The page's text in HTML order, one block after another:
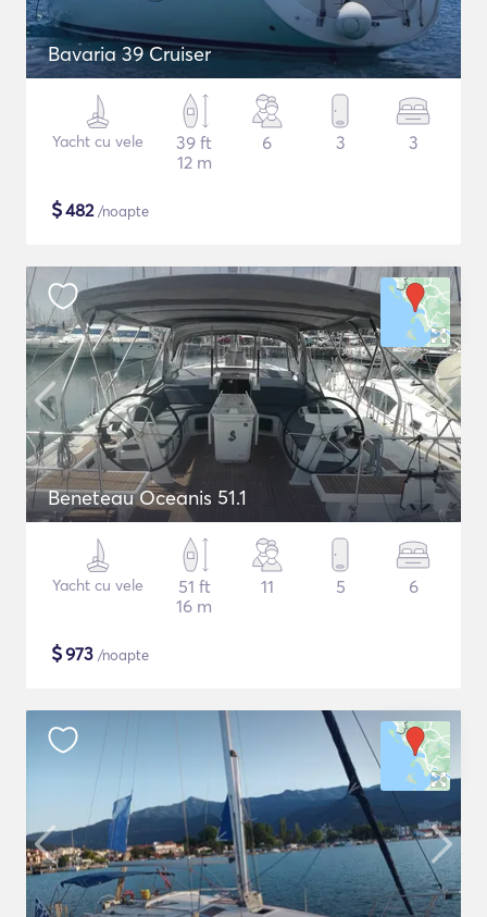
Bavaria 39 Cruiser
Yacht cu vele
39 ft
12 m
6 3 3
$482/noapte
Beneteau Oceanis 51.1
Yacht cu vele
51 ft
16 m
11 5 6
$973 /noapte